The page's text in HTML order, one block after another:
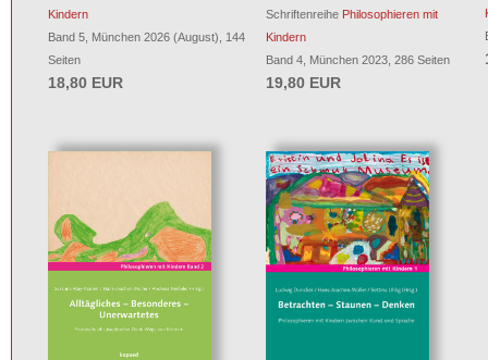
Kindern
Band 5, München 2026 (August), 144
Seiten
18,80 EUR
Schriftenreihe Philosophieren mit
Kindern
Band 4, München 2023, 286 Seiten
19,80 EUR